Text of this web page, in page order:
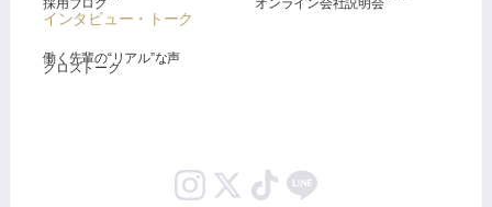
採用ブログ
インタビュー・トーク
働く先輩の“リアル”な声
クロストーク
オンライン会社説明会